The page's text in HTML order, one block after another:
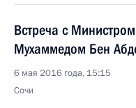
Встреча с
Мухаммедом Бен
6 мая 2016 года, 15:15
Сочи